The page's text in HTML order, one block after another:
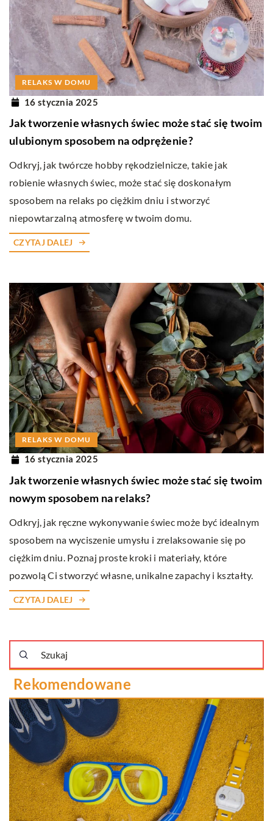
RELAKS W DOMU
16 stycznia 2025
Jak tworzenie własnych świec może stać się twoim
ulubionym sposobem na odprężenie?
Odkryj, jak twórcze hobby rękodzielnicze, takie jak
robienie własnych świec, może stać się doskonałym
sposobem na relaks po ciężkim dniu i stworzyć
niepowtarzalną atmosferę w twoim domu.
CZYTAJ DALEJ
RELAKS W DOMU
16 stycznia 2025
Jak tworzenie własnych świec może stać się twoim
nowym sposobem na relaks?
Odkryj, jak ręczne wykonywanie świec może być idealnym
sposobem na wyciszenie umysłu i zrelaksowanie się po
ciężkim dniu. Poznaj proste kroki i materiały, które
pozwolą Ci stworzyć własne, unikalne zapachy i kształty.
CZYTAJ DALEJ
Rekomendowane